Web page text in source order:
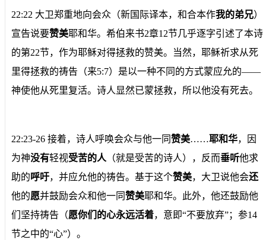
22:22 大卫郑重地向会众（新国际译本，和合本作我的弟兄）
宣告说要赞美耶和华。希伯来书2章12节几乎逐字引述了本诗
的第22节，作为耶稣对得拯救的赞美。当然，耶稣祈求从死
里得拯救的祷告（来5:7）是以一种不同的方式蒙应允的——
神使他从死里复活。诗人显然已蒙拯救，所以他没有死去。
22:23-26 接着，诗人呼唤会众与他一同赞美……耶和华，因
为神没有轻视受苦的人 （就是受苦的诗人），反而垂听他求
助的 呼吁，并应允他的祷告。基于这个赞美，大卫说他会还
他的愿并鼓励会众和他一同赞美耶和华。此外，他还鼓励他
们坚持祷告（愿你们的心永远活着，意即“不要放弃”；参14
节之中的“心”）。